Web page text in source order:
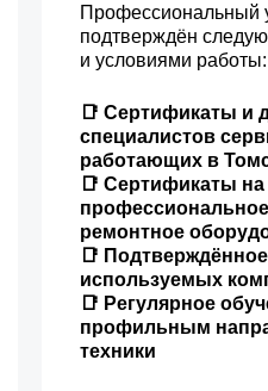
Профессиональный
подтверждён
и условиями работы:
📑 Сертификаты и
специалистов
работающих в
📑 Сертификаты на
ремонтное
📑
используемых
📑 Регулярное
профильным
техники